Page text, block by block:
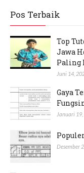
Pos Terbaik
Top
Jawa
Paling
Juni 14,
Gaya
Januari
Desember